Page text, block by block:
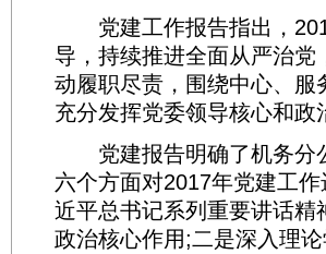
党建工作报告指出，
导，持续推进全面从严治党
动履职尽责，围绕中心、
充分发挥党委领导核心和政
党建报告明确了机务分
六个方面对2017年党建工
近平总书记系列重要讲话
政治核心作用;二是深入理